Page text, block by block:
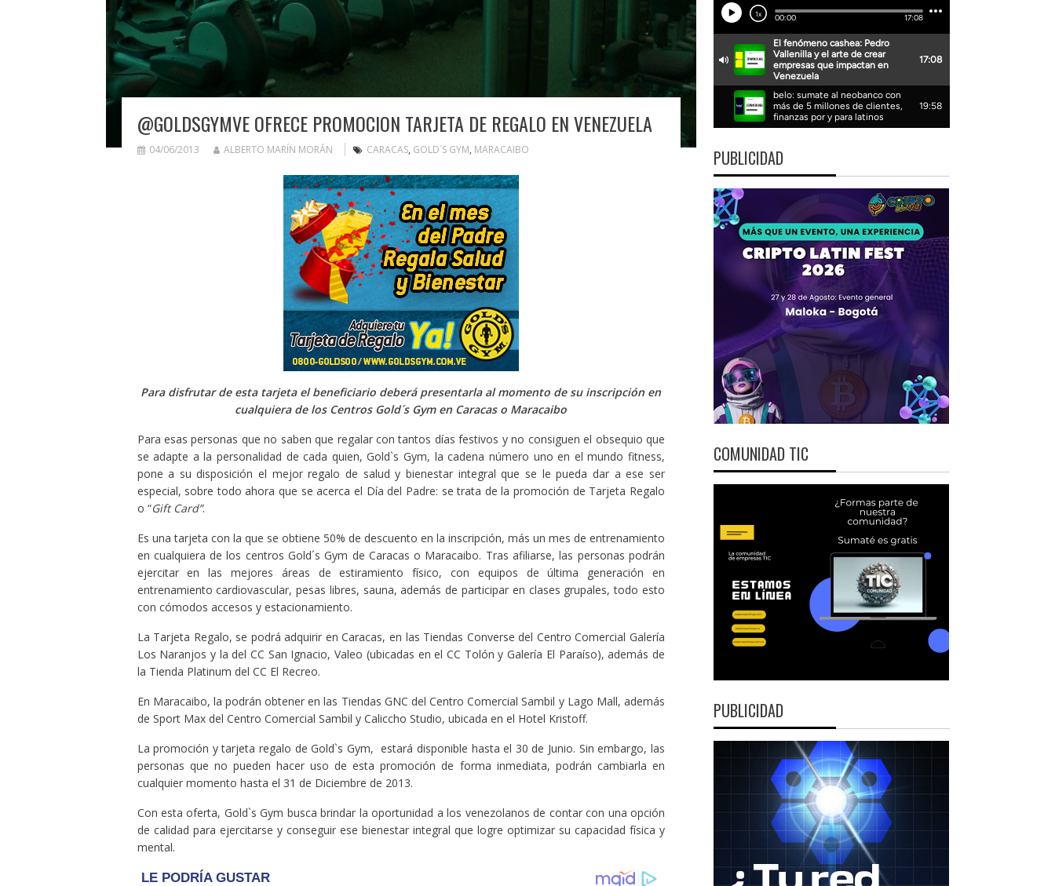
@GOLDSGYMVE OFRECE PROMOCION TARJETA DE REGALO EN VENEZUELA
04/06/2013 ALBERTO MARÍN MORÁN CARACAS, GOLD´S GYM, MARACAIBO
Para disfrutar de esta tarjeta el beneficiario deberá presentarla al momento de su inscripción en
cualquiera de los Centros Gold´s Gym en Caracas o Maracaibo
Para esas personas que no saben que regalar con tantos días festivos y no consiguen el obsequio que
se adapte a la personalidad de cada quien, Gold`s Gym, la cadena número uno en el mundo fitness,
pone a su disposición el mejor regalo de salud y bienestar integral que se le pueda dar a ese ser
especial, sobre todo ahora que se acerca el Día del Padre: se trata de la promoción de Tarjeta Regalo
o “Gift Card”.
Es una tarjeta con la que se obtiene 50% de descuento en la inscripción, más un mes de entrenamiento
en cualquiera de los centros Gold´s Gym de Caracas o Maracaibo. Tras afiliarse, las personas podrán
ejercitar en las mejores áreas de estiramiento físico, con equipos de última generación en
entrenamiento cardiovascular, pesas libres, sauna, además de participar en clases grupales, todo esto
con cómodos accesos y estacionamiento.
La Tarjeta Regalo, se podrá adquirir en Caracas, en las Tiendas Converse del Centro Comercial Galería
Los Naranjos y la del CC San Ignacio, Valeo (ubicadas en el CC Tolón y Galería El Paraíso), además de
la Tienda Platinum del CC El Recreo.
En Maracaibo, la podrán obtener en las Tiendas GNC del Centro Comercial Sambil y Lago Mall, además
de Sport Max del Centro Comercial Sambil y Caliccho Studio, ubicada en el Hotel Kristoff.
La promoción y tarjeta regalo de Gold`s Gym, estará disponible hasta el 30 de Junio. Sin embargo, las
personas que no pueden hacer uso de esta promoción de forma inmediata, podrán cambiarla en
cualquier momento hasta el 31 de Diciembre de 2013.
Con esta oferta, Gold`s Gym busca brindar la oportunidad a los venezolanos de contar con una opción
de calidad para ejercitarse y conseguir ese bienestar integral que logre optimizar su capacidad física y
mental.
PUBLICIDAD
COMUNIDAD TIC
PUBLICIDAD